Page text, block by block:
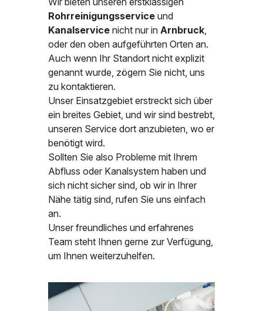
Rohrreinigungsservice und
Kanalservice nicht nur in Arnbruck,
oder den oben aufgeführten Orten an.
Auch wenn Ihr Standort nicht explizit
genannt wurde, zögern Sie nicht, uns
zu kontaktieren.
Unser Einsatzgebiet erstreckt sich über
ein breites Gebiet, und wir sind bestrebt,
unseren Service dort anzubieten, wo er
benötigt wird.
Sollten Sie also Probleme mit Ihrem
Abfluss oder Kanalsystem haben und
sich nicht sicher sind, ob wir in Ihrer
Nähe tätig sind, rufen Sie uns einfach
an.
Unser freundliches und erfahrenes
Team steht Ihnen gerne zur Verfügung,
um Ihnen weiterzuhelfen.